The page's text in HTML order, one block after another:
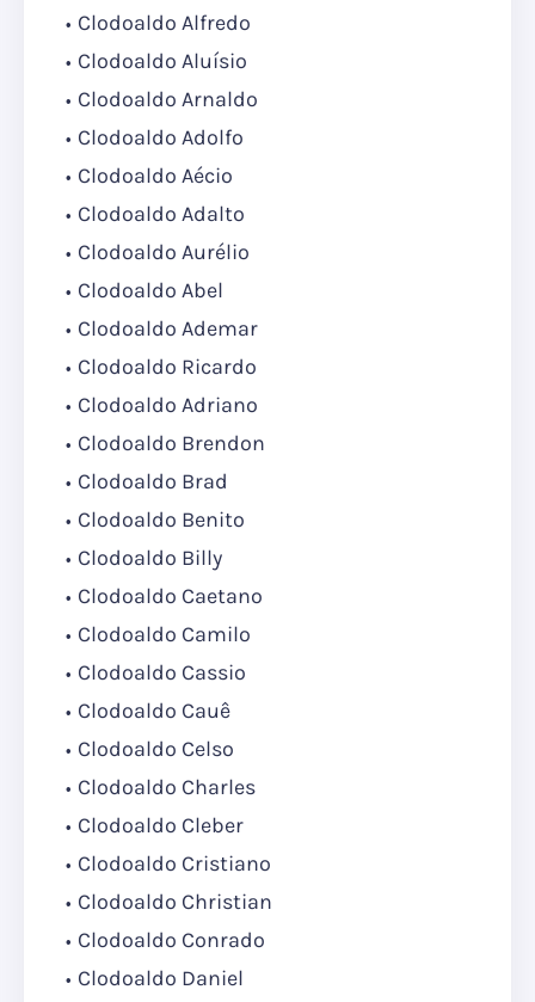
Clodoaldo Alfredo
Clodoaldo Aluísio
Clodoaldo Arnaldo
Clodoaldo Adolfo
Clodoaldo Aécio
Clodoaldo Adalto
Clodoaldo Aurélio
Clodoaldo Abel
Clodoaldo Ademar
Clodoaldo Ricardo
Clodoaldo Adriano
Clodoaldo Brendon
Clodoaldo Brad
Clodoaldo Benito
Clodoaldo Billy
Clodoaldo Caetano
Clodoaldo Camilo
Clodoaldo Cassio
Clodoaldo Cauê
Clodoaldo Celso
Clodoaldo Charles
Clodoaldo Cleber
Clodoaldo Cristiano
Clodoaldo Christian
Clodoaldo Conrado
Clodoaldo Daniel